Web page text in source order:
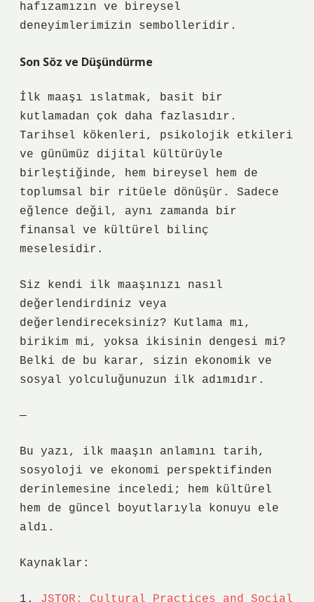
hafızamızın ve bireysel
deneyimlerimizin sembolleridir.
Son Söz ve Düşündürme
İlk maaşı ıslatmak, basit bir
kutlamadan çok daha fazlasıdır.
Tarihsel kökenleri, psikolojik etkileri
ve günümüz dijital kültürüyle
birleştiğinde, hem bireysel hem de
toplumsal bir ritüele dönüşür. Sadece
eğlence değil, aynı zamanda bir
finansal ve kültürel bilinç
meselesidir.
Siz kendi ilk maaşınızı nasıl
değerlendirdiniz veya
değerlendireceksiniz? Kutlama mı,
birikim mi, yoksa ikisinin dengesi mi?
Belki de bu karar, sizin ekonomik ve
sosyal yolculuğunuzun ilk adımıdır.
—
Bu yazı, ilk maaşın anlamını tarih,
sosyoloji ve ekonomi perspektifinden
derinlemesine inceledi; hem kültürel
hem de güncel boyutlarıyla konuyu ele
aldı.
Kaynaklar:
1. JSTOR: Cultural Practices and Social